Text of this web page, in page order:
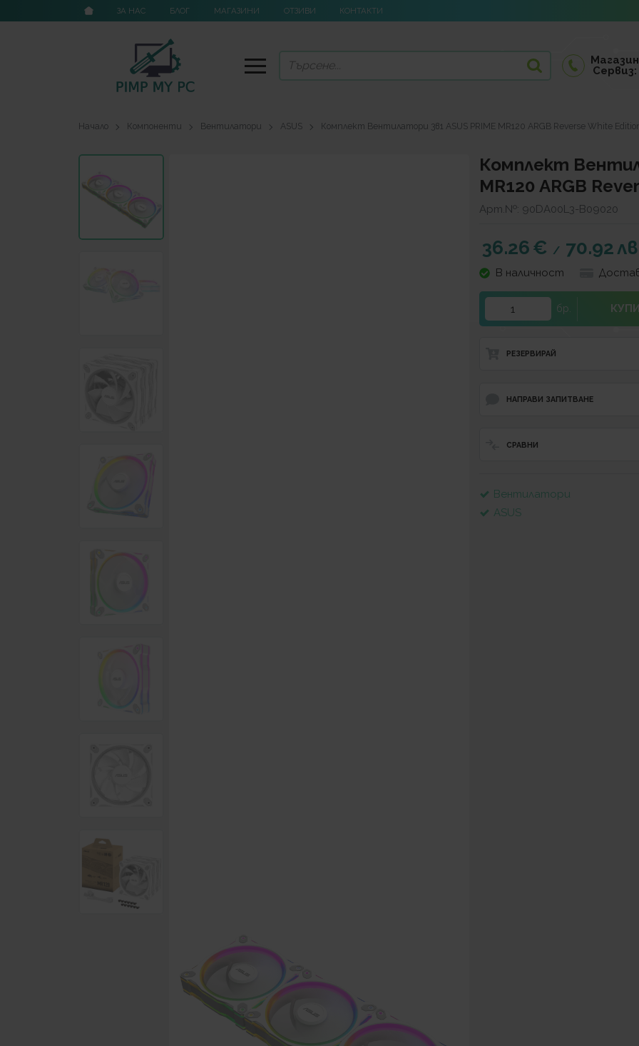
ЗА НАС БЛОГ МАГАЗИНИ ОТЗИВИ КОНТАКТИ
Начало Компоненти Вентилатори ASUS Комплект Вентилатори 3в1 ASUS PRIME MR120 ARGB Reverse White
Комплект
MR120 ARGB
Арт.№: 90DA00L3-B09020
36.26€ / 70.92
В наличност
бр. КУПИ
РЕЗЕРВИРАЙ
НАПРАВИ ЗАПИТВАНЕ
СРАВНИ
Вентилатори
ASUS